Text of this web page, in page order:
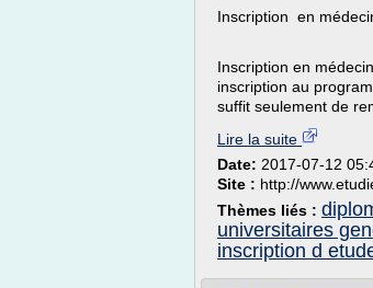
Inscription en
Inscription en
inscription au
suffit seulement de
Lire la suite
Date: 2017-07-12
Site : http://
Thèmes liés :
universitaires
inscription d